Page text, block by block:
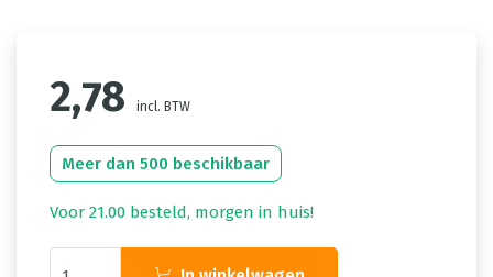
2,78 incl. BTW
Meer dan 500 beschikbaar
Voor 21.00 besteld, morgen in huis!